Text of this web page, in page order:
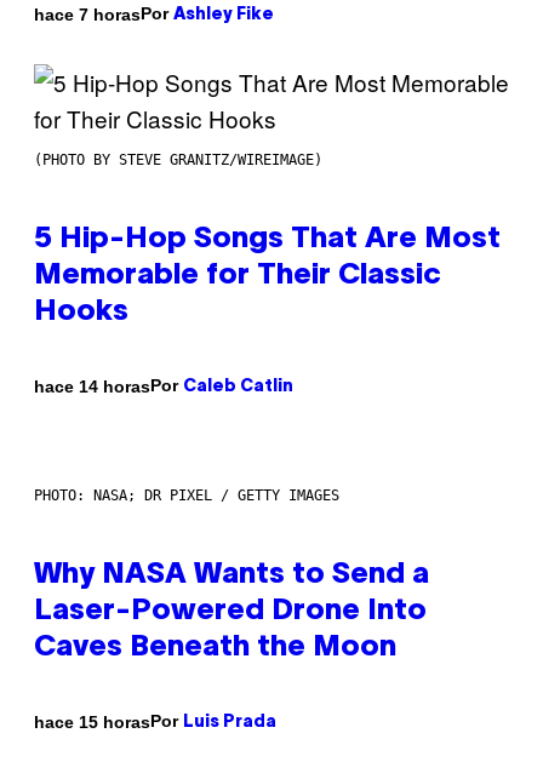
hace 7 horasPor Ashley Fike
(PHOTO BY STEVE GRANITZ/WIREIMAGE)
5 Hip-Hop Songs That Are Most
Memorable for Their Classic
Hooks
hace 14 horasPor Caleb Catlin
PHOTO: NASA; DR PIXEL / GETTY IMAGES
Why NASA Wants to Send a
Laser-Powered Drone Into
Caves Beneath the Moon
hace 15 horasPor Luis Prada